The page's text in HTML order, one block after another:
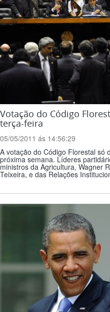
Votação do Código
terça-feira
05/05/2011 ás 14:56:29
A votação do Código Florestal só
próxima semana. Líderes
ministros da Agricultura, Wagner
Teixeira, e das Relações